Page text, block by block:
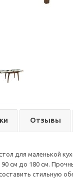
Отзывы
для маленькой
см до 180 см.
стильную